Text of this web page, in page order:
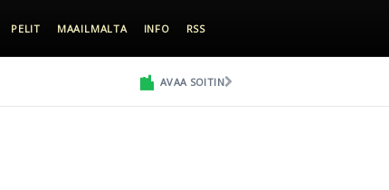
PELIT MAAILMALTA INFO RSS
AVAA SOITIN